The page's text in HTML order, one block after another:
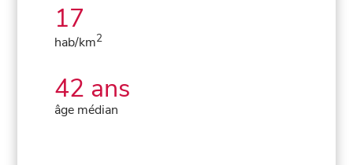
17
hab/km2
42 ans
âge médian